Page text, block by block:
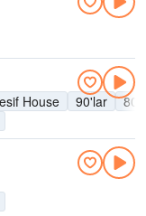
House 90'lar